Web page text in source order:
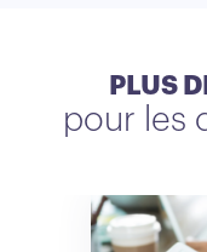
PLUS
pour les